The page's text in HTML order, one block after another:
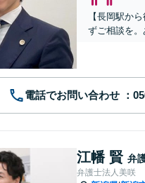
【長岡駅か
ずご相談を。
電話でお問い合わせ
江幡 賢 弁
弁護士法人美咲